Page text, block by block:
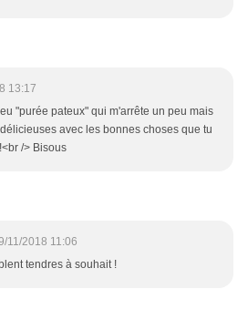
13:17
"purée pateux" qui m'arrête un peu mais
avec les bonnes choses que tu
/> Bisous
11/2018 11:06
tendres à souhait !